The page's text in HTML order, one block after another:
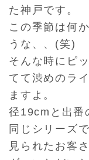
た神戸です。
この季節は何
うな、、(笑)
そんな時にピ
てて渋めのラ
ますよ。
径19cmと出番
同じシリーズ
見られたお客さ